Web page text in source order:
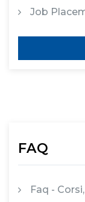
Job
FAQ
Faq -